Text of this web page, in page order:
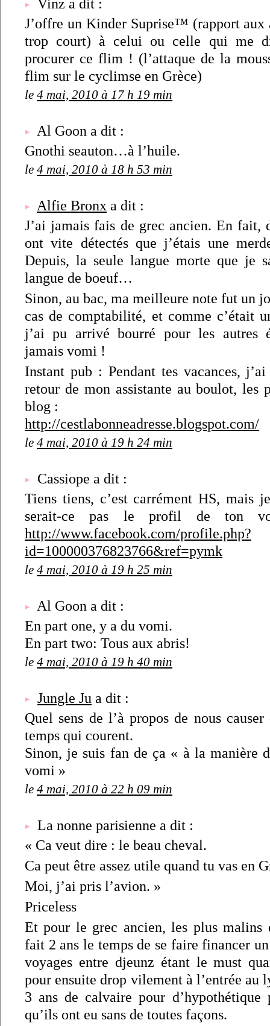
Vinz a dit :
J’offre un Kinder Suprise™ (rapport aux
trop court) à celui ou celle qui me
procurer ce flim ! (l’attaque de la
flim sur le cyclimse en Grèce)
le 4 mai, 2010 à 17 h 19 min
Al Goon a dit :
Gnothi seauton…à l’huile.
le 4 mai, 2010 à 18 h 53 min
Alfie Bronx a dit :
J’ai jamais fais de grec ancien. En fait,
ont vite détectés que j’étais une
Depuis, la seule langue morte que je
langue de boeuf…
Sinon, au bac, ma meilleure note fut un
cas de comptabilité, et comme c’était
j’ai pu arrivé bourré pour les autres
jamais vomi !
Instant pub : Pendant tes vacances,
retour de mon assistante au boulot, les
blog :
http://cestlabonneadresse.blogspot.com/
le 4 mai, 2010 à 19 h 24 min
Cassiope a dit :
Tiens tiens, c’est carrément HS, mais
serait-ce pas le profil de ton
http://www.facebook.com/profile.php?
id=100000376823766&ref=pymk
le 4 mai, 2010 à 19 h 25 min
Al Goon a dit :
En part one, y a du vomi.
En part two: Tous aux abris!
le 4 mai, 2010 à 19 h 40 min
Jungle Ju a dit :
Quel sens de l’à propos de nous
temps qui courent.
Sinon, je suis fan de ça « à la manière
vomi »
le 4 mai, 2010 à 22 h 09 min
La nonne parisienne a dit :
« Ca veut dire : le beau cheval.
Ca peut être assez utile quand tu vas en
Moi, j’ai pris l’avion. »
Priceless
Et pour le grec ancien, les plus malins
fait 2 ans le temps de se faire financer
voyages entre djeunz étant le must
pour ensuite drop vilement à l’entrée au
3 ans de calvaire pour d’hypothétique
qu’ils ont eu sans de toutes façons.